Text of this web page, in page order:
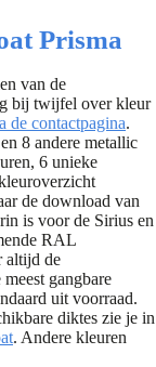
Prisma
van de
bij twijfel over kleur
de contactpagina.
8 andere metallic
6 unieke
de download van
is voor de Sirius en
RAL
altijd de
gangbare
uit voorraad.
diktes zie je in
. Andere kleuren